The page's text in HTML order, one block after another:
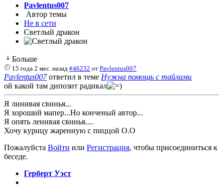
Pavlentus007
Автор темы
Не в сети
Светлый дракон
Больше
15 года 2 мес. назад #46232 отPavlentus007
Pavlentus007ответил в теме Нужна помощь с тайлами
ой какой там дипозит радикал
Я линивая свинья...
Я хороший мапер...Но конченый автор...
Я опять ленивая свинья....
Хочу курицу жаренную с пиццой О.О
Пожалуйста Войти или Регистрация, чтобы присоединиться к
беседе.
Герберт Уэст